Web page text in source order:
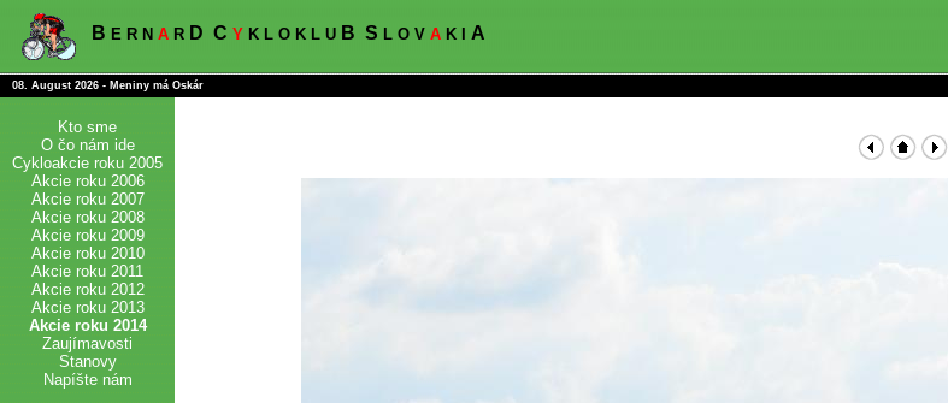
B E R N A R D C Y K L O K L U B S L O V A K I A
08. August 2026 - Meniny má Oskár
Kto sme
O čo nám ide
Cykloakcie roku 2005
Akcie roku 2006
Akcie roku 2007
Akcie roku 2008
Akcie roku 2009
Akcie roku 2010
Akcie roku 2011
Akcie roku 2012
Akcie roku 2013
Akcie roku 2014
Zaujímavosti
Stanovy
Napíšte nám